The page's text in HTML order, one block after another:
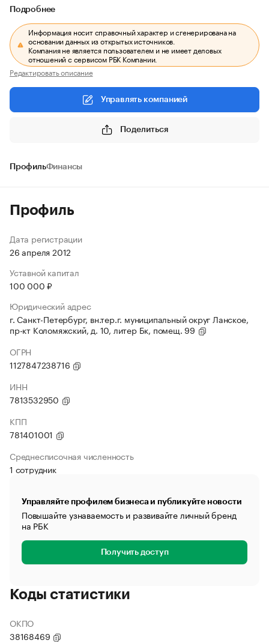
Подробнее
Информация носит справочный характер и сгенерирована на
основании данных из открытых источников.
Компания не является пользователем и не имеет деловых
отношений с сервисом РБК Компании.
Редактировать описание
Управлять компанией
Поделиться
ПрофильФинансы
Профиль
Дата регистрации
26 апреля 2012
Уставной капитал
100 000 ₽
Юридический адрес
г. Санкт-Петербург, вн.тер.г. муниципальный округ Ланское,
пр-кт Коломяжский, д. 10, литер Бк, помещ. 99
ОГРН
1127847238716
ИНН
7813532950
КПП
781401001
Среднесписочная численность
1 сотрудник
Управляйте профилем бизнеса и публикуйте новости
Повышайте узнаваемость и развивайте личный бренд
на РБК
Получить доступ
Коды статистики
ОКПО
38168469